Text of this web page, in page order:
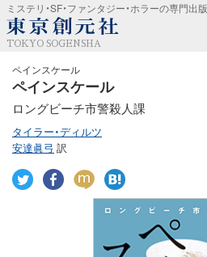
ミステリ・SF・ファンタジー・ホラーの専門出版
TOKYO SOGENSHA
ペインスケール
ペインスケール
ロングビーチ市警殺人課
タイラー・ディルツ
安達眞弓 訳